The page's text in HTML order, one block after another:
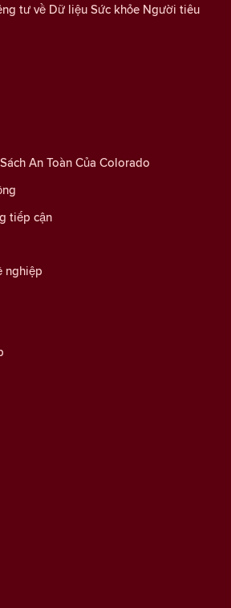
tư về Dữ liệu Sức khỏe Người tiêu
An Toàn Của Colorado
tiếp cận
nghiệp